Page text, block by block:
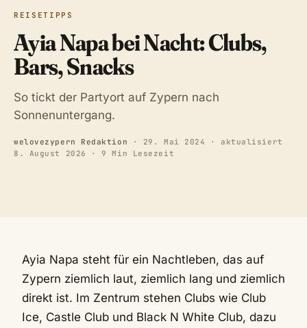
REISETIPPS
Ayia Napa bei Nacht: Clubs,
Bars, Snacks
So tickt der Partyort auf Zypern nach
Sonnenuntergang.
welovezypern Redaktion · 29. Mai 2024 · aktualisiert
8. August 2026
· 9 Min Lesezeit
Ayia Napa steht für ein Nachtleben, das auf
Zypern ziemlich laut, ziemlich lang und ziemlich
direkt ist. Im Zentrum stehen Clubs wie Club
Ice, Castle Club und Black N White Club, dazu